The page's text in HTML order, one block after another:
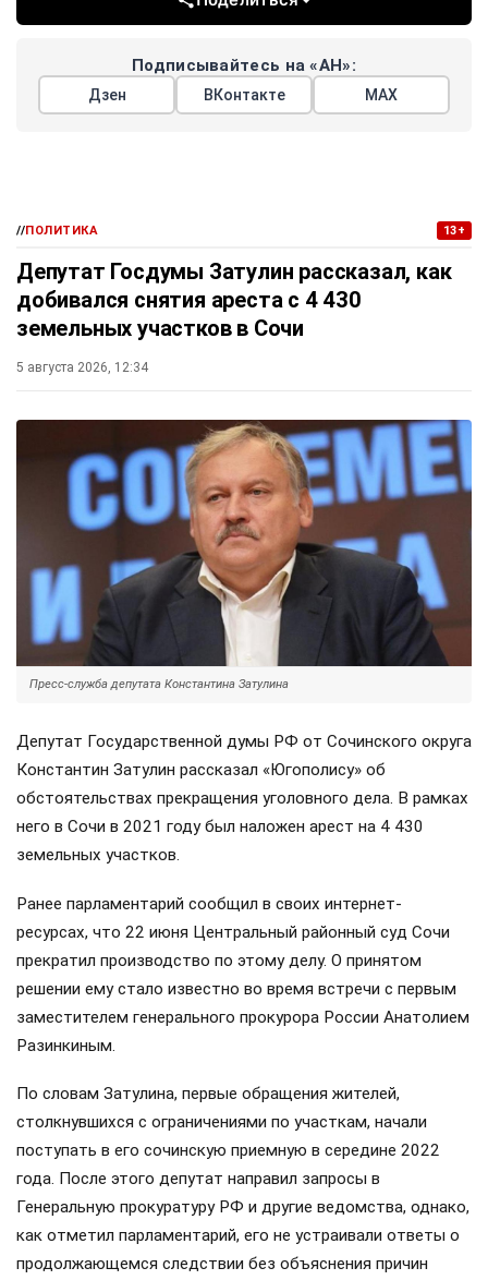
Подписывайтесь на «АН»:
Дзен ВКонтакте МАХ
//ПОЛИТИКА 13+
Депутат Госдумы Затулин рассказал, как
добивался снятия ареста с 4 430
земельных участков в Сочи
5 августа 2026, 12:34
Пресс-служба депутата Константина Затулина
Депутат Государственной думы РФ от Сочинского округа
Константин Затулин рассказал «Югополису» об
обстоятельствах прекращения уголовного дела. В рамках
него в Сочи в 2021 году был наложен арест на 4 430
земельных участков.
Ранее парламентарий сообщил в своих интернет-
ресурсах, что 22 июня Центральный районный суд Сочи
прекратил производство по этому делу. О принятом
решении ему стало известно во время встречи с первым
заместителем генерального прокурора России Анатолием
Разинкиным.
По словам Затулина, первые обращения жителей,
столкнувшихся с ограничениями по участкам, начали
поступать в его сочинскую приемную в середине 2022
года. После этого депутат направил запросы в
Генеральную прокуратуру РФ и другие ведомства, однако,
как отметил парламентарий, его не устраивали ответы о
продолжающемся следствии без объяснения причин